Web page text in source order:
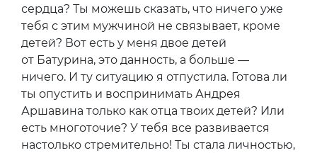
сердца? Ты можешь сказать, что ничего уже
тебя с этим мужчиной не связывает, кроме
детей? Вот есть у меня двое детей
от Батурина, это данность, а больше —
ничего. И ту ситуацию я отпустила. Готова ли
ты опустить и воспринимать Андрея
Аршавина только как отца твоих детей? Или
есть многоточие? У тебя все развивается
настолько стремительно! Ты стала личностью,